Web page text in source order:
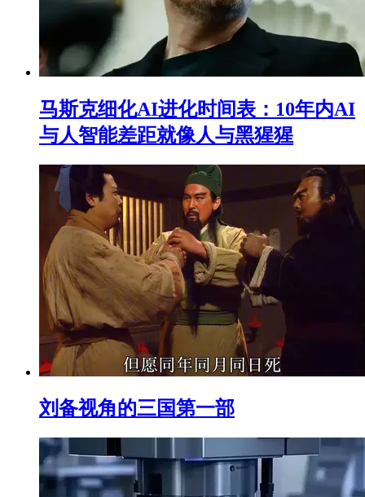
马斯克细化AI进化时间表：10年内AI
与人智能差距就像人与黑猩猩
刘备视角的三国第一部